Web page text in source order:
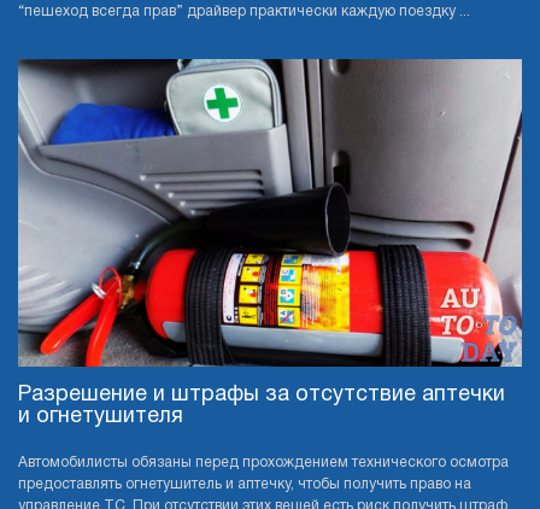
“пешеход всегда прав” драйвер практически каждую поездку ...
Разрешение и штрафы за отсутствие аптечки
и огнетушителя
Автомобилисты обязаны перед прохождением технического осмотра
предоставлять огнетушитель и аптечку, чтобы получить право на
управление ТС. При отсутствии этих вещей есть риск получить штраф